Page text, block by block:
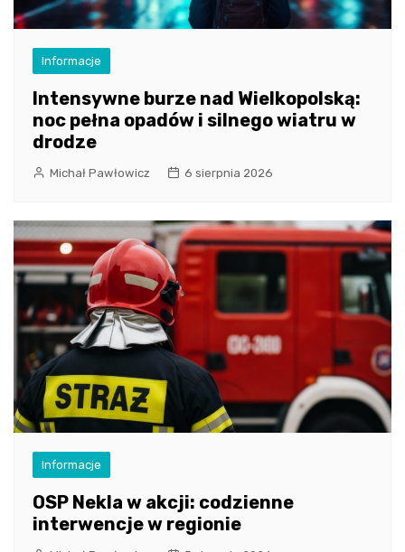
Informacje
Intensywne burze nad Wielkopolską:
noc pełna opadów i silnego wiatru w
drodze
Michał Pawłowicz 6 sierpnia 2026
Informacje
OSP Nekla w akcji: codzienne
interwencje w regionie